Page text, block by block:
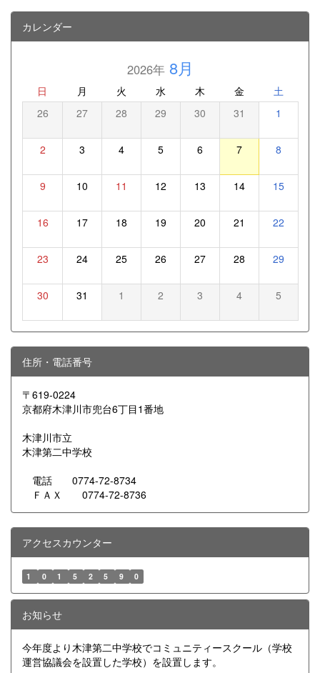
カレンダー
2026年8月
日 月 火 水 木 金 土
26 27 28 29 30 31 1
2 3 4 5 6 7 8
9 10 11 12 13 14 15
16 17 18 19 20 21 22
23 24 25 26 27 28 29
30 31 1 2 3 4 5
住所・電話番号
〒619-0224
京都府木津川市兜台6丁目1番地
木津川市立
木津第二中学校
電話 0774-72-8734
ＦＡＸ 0774-72-8736
アクセスカウンター
1 0 1 5 2 5 9 0
お知らせ
今年度より木津第二中学校でコミュニティースクール（学校
運営協議会を設置した学校）を設置します。